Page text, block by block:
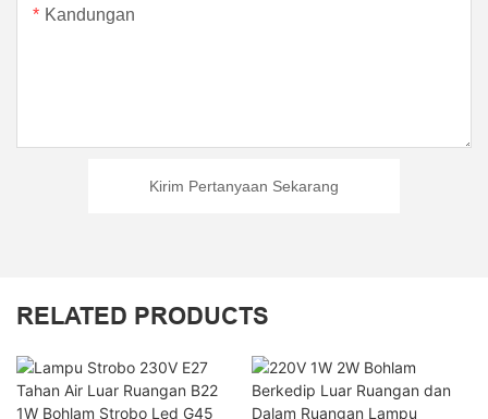
Kandungan
Kirim Pertanyaan Sekarang
RELATED PRODUCTS